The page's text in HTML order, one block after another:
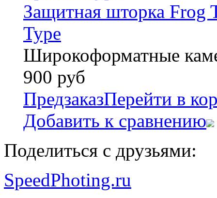
Защитная шторка Frog
Type
Широкоформатные
900 руб
ПредзаказПерейти в
Добавить к сравнению
Поделиться с друзьями:
SpeedPhoting.ru